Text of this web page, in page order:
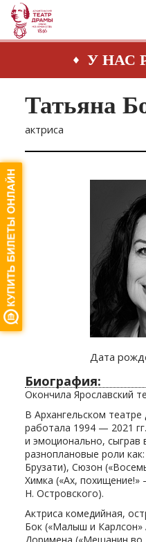
У НАС
Татьяна
актриса
Дата
Биография:
Окончила Ярославский
В Архангельском
работала 1994 — 2021
и эмоционально, сыграв
разноплановые роли
Брузати), Сюзон
Химка («Ах,
Н. Островского).
Актриса комедийная,
Бок («Малыш и Карлсон»